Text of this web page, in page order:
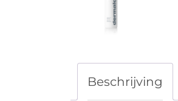
Beschrijving